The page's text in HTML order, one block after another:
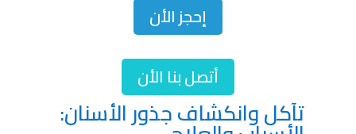
إحجز الأن
أتصل بنا الأن
تآكل وانكشاف جذور الأسنان: